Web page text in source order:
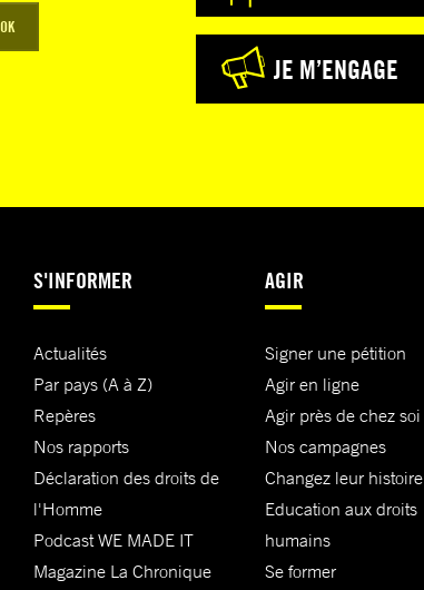
OK
JE M’ENGAGE
S'INFORMER
Actualités
Par pays (A à Z)
Repères
Nos rapports
Déclaration des droits de
l'Homme
Podcast WE MADE IT
Magazine La Chronique
AGIR
Signer une pétition
Agir en ligne
Agir près de chez soi
Nos campagnes
Changez leur histoire
Education aux droits
humains
Se former